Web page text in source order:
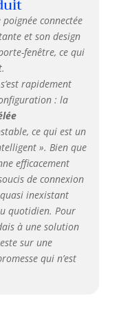
porte de
-
en
scanner à
clavier à
numérique
disponibles
Montage
: pas de
ni de
de câble
de
utilise les
de vis de la
de fenêtre
connectée
et son design
fenêtre, ce qui
rapidement
: la
ce qui est un
». Bien que
efficacement
de connexion
inexistant
quotidien. Pour
à une solution
sur une
qui n’est